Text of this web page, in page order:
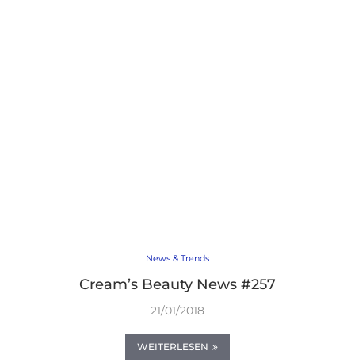
News & Trends
Cream’s Beauty News #257
21/01/2018
WEITERLESEN